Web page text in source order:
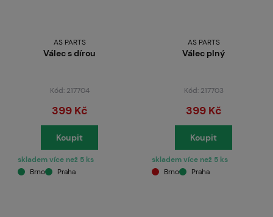
AS PARTS
Válec s dírou
Kód: 217704
399 Kč
Koupit
skladem více než 5 ks
Brno
Praha
AS PARTS
Válec plný
Kód: 217703
399 Kč
Koupit
skladem více než 5 ks
Brno
Praha